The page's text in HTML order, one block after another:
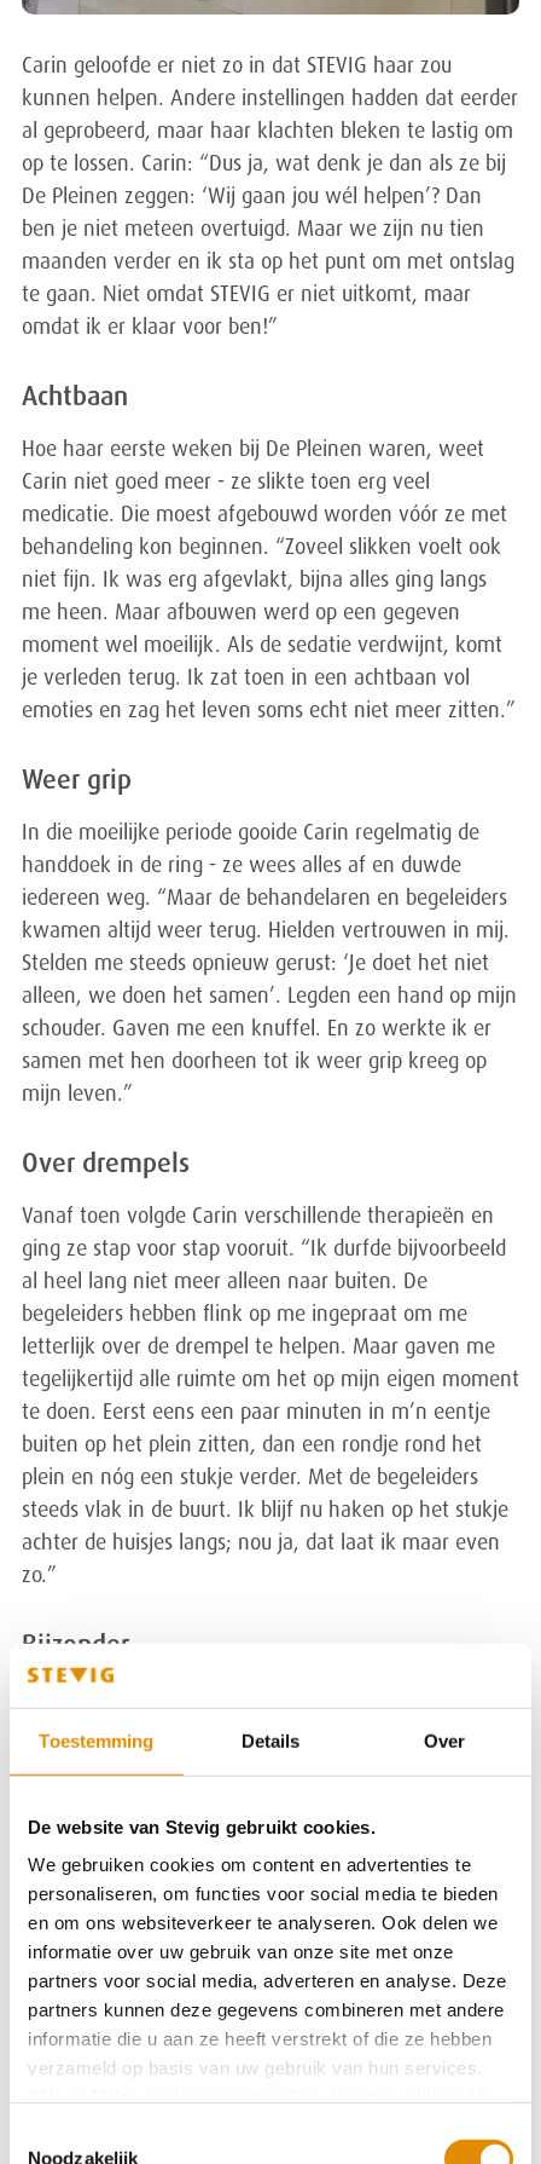
Toestemming Details Over
De website van Stevig gebruikt cookies.
We gebruiken cookies om content en advertenties te
personaliseren, om functies voor social media te bieden
en om ons websiteverkeer te analyseren. Ook delen we
informatie over uw gebruik van onze site met onze
partners voor social media, adverteren en analyse. Deze
partners kunnen deze gegevens combineren met andere
informatie die u aan ze heeft verstrekt of die ze hebben
verzameld op basis van uw gebruik van hun services.
Op onze privacypagina kunt u meer lezen over onze
Noodzakelijk
Carin geloofde er niet zo in dat STEVIG haar zou
kunnen helpen. Andere instellingen hadden dat eerder
al geprobeerd, maar haar klachten bleken te lastig om
op te lossen. Carin: “Dus ja, wat denk je dan als ze bij
De Pleinen zeggen: ‘Wij gaan jou wél helpen’? Dan
ben je niet meteen overtuigd. Maar we zijn nu tien
maanden verder en ik sta op het punt om met ontslag
te gaan. Niet omdat STEVIG er niet uitkomt, maar
omdat ik er klaar voor ben!”
Achtbaan
Hoe haar eerste weken bij De Pleinen waren, weet
Carin niet goed meer - ze slikte toen erg veel
medicatie. Die moest afgebouwd worden vóór ze met
behandeling kon beginnen. “Zoveel slikken voelt ook
niet fijn. Ik was erg afgevlakt, bijna alles ging langs
me heen. Maar afbouwen werd op een gegeven
moment wel moeilijk. Als de sedatie verdwijnt, komt
je verleden terug. Ik zat toen in een achtbaan vol
emoties en zag het leven soms echt niet meer zitten.”
Weer grip
In die moeilijke periode gooide Carin regelmatig de
handdoek in de ring - ze wees alles af en duwde
iedereen weg. “Maar de behandelaren en begeleiders
kwamen altijd weer terug. Hielden vertrouwen in mij.
Stelden me steeds opnieuw gerust: ‘Je doet het niet
alleen, we doen het samen’. Legden een hand op mijn
schouder. Gaven me een knuffel. En zo werkte ik er
samen met hen doorheen tot ik weer grip kreeg op
mijn leven.”
Over drempels
Vanaf toen volgde Carin verschillende therapieën en
ging ze stap voor stap vooruit. “Ik durfde bijvoorbeeld
al heel lang niet meer alleen naar buiten. De
begeleiders hebben flink op me ingepraat om me
letterlijk over de drempel te helpen. Maar gaven me
tegelijkertijd alle ruimte om het op mijn eigen moment
te doen. Eerst eens een paar minuten in m’n eentje
buiten op het plein zitten, dan een rondje rond het
plein en nóg een stukje verder. Met de begeleiders
steeds vlak in de buurt. Ik blijf nu haken op het stukje
achter de huisjes langs; nou ja, dat laat ik maar even
zo.”
Bijzonder
haar voorheen ambulant ondersteunde geen geld
anders. Zoals STEVIG haar niet liet vallen, deden ook
de vroegere ambulante begeleiders dat niet. “Ze bellen
me op, zijn online bij de evaluatiegesprekken en
begeleiden me al als ik in mijn appartement ‘oefen’
om alleen te wonen. Dat is zó belangrijk voor me!” Na
haar ontslag verhuist Carin naar dat appartement; pas
later gaat ze terug naar haar gezin. “Ik vind die
tussenstap spannend, maar weet dat het nodig is.”